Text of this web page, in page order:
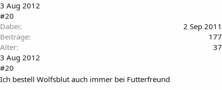
3 Aug 2012
#20
Dabei
2 Sep 2011
Beiträge
177
Alter
37
3 Aug 2012
#20
Ich bestell Wolfsblut auch immer bei Futterfreund